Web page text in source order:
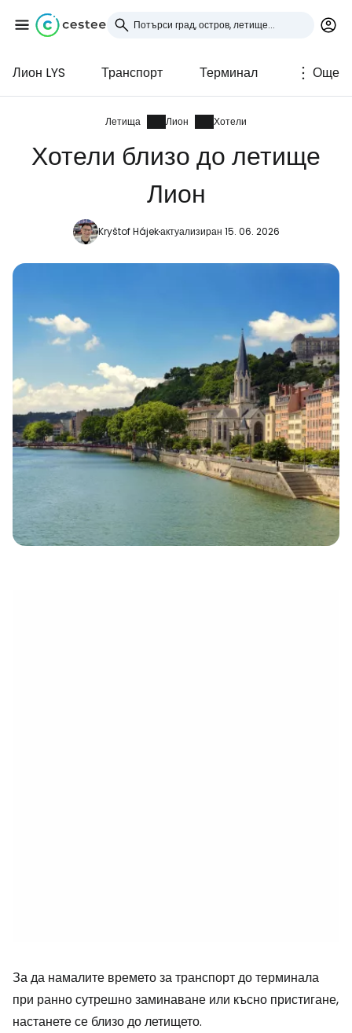
Лион LYS Транспорт Терминал Още
Летища Лион Хотели
Хотели близо до летище
Лион
Kryštof Hájekактуализиран 15. 06. 2026
За да намалите времето за транспорт до терминала
при ранно сутрешно заминаване или късно пристигане,
настанете се близо до летището.
Влезте в Cestee
... световната общност на туристите
Продължете с Google
Продължете с Facebook